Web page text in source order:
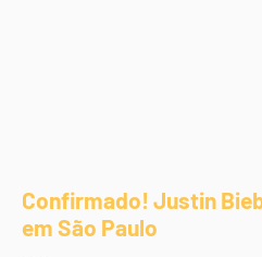
Confirmado! Justin
em São Paulo